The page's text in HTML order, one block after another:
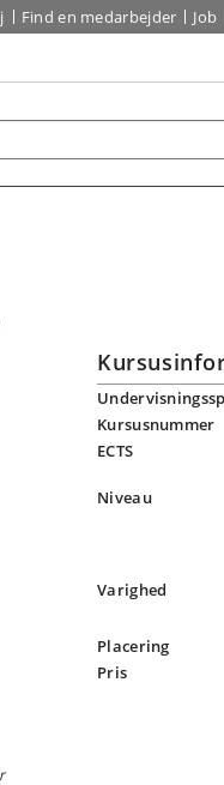
Find en medarbejder Job
kort,
Kursusnummer
ECTS
Niveau
Varighed
Placering
Pris